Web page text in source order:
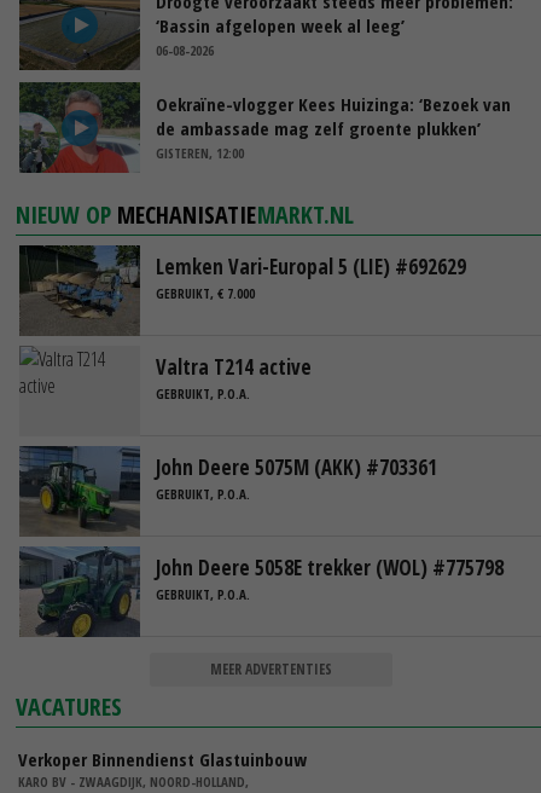
‘Bassin afgelopen week al leeg’
06-08-2026
Oekraïne-vlogger Kees Huizinga: ‘Bezoek van
de ambassade mag zelf groente plukken’
GISTEREN, 12:00
NIEUW OP MECHANISATIEMARKT.NL
Lemken Vari-Europal 5 (LIE) #692629
GEBRUIKT, € 7.000
Valtra T214 active
GEBRUIKT, P.O.A.
John Deere 5075M (AKK) #703361
GEBRUIKT, P.O.A.
John Deere 5058E trekker (WOL) #775798
GEBRUIKT, P.O.A.
MEER ADVERTENTIES
VACATURES
Verkoper Binnendienst Glastuinbouw
KARO BV - ZWAAGDIJK, NOORD-HOLLAND,